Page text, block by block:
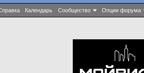
Календарь Сообщество Опции форума